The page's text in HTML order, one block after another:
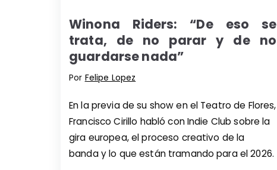
Winona Riders: “De eso se
trata, de no parar y de no
guardarse nada”
Por Felipe Lopez
En la previa de su show en el Teatro de Flores,
Francisco Cirillo habló con Indie Club sobre la
gira europea, el proceso creativo de la
banda y lo que están tramando para el 2026.